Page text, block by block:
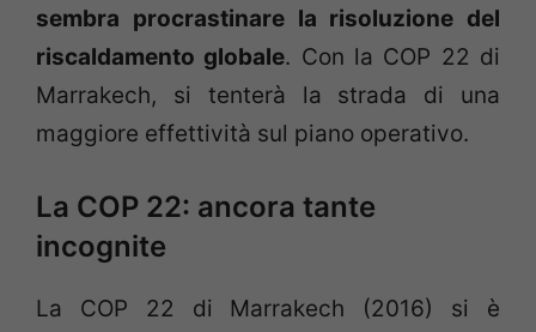
sembra procrastinare la risoluzione del
riscaldamento globale. Con la COP 22 di
Marrakech, si tenterà la strada di una
maggiore effettività sul piano operativo.
La COP 22: ancora tante
incognite
La COP 22 di Marrakech (2016) si è